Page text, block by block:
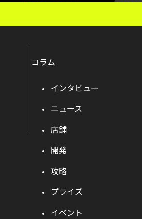
コラム
インタビュー
ニュース
店舗
開発
攻略
プライズ
イベント